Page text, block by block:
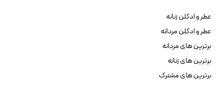
عطر و ادکلن زنانه
عطر و ادکلن مردانه
برترین های مردانه
برترین های زنانه
برترین های مشترک